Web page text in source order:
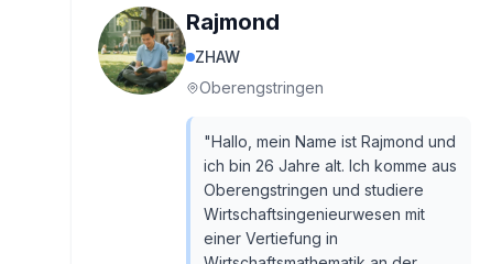
Rajmond
ZHAW
Oberengstringen
"Hallo, mein Name ist Rajmond und
ich bin 26 Jahre alt. Ich komme aus
Oberengstringen und studiere
Wirtschaftsingenieurwesen mit
einer Vertiefung in